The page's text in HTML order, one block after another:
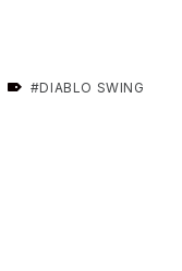
TAGGED AS:
DIABLO SWING